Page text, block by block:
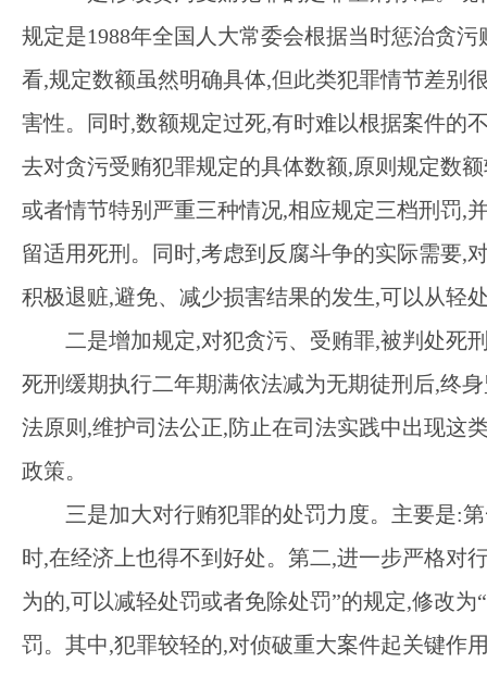
规定是1988年全国人大常委会根据当时惩治贪
看,规定数额虽然明确具体,但此类犯罪情节差别
害性。同时,数额规定过死,有时难以根据案件的
去对贪污受贿犯罪规定的具体数额,原则规定数
或者情节特别严重三种情况,相应规定三档刑罚,
留适用死刑。同时,考虑到反腐斗争的实际需要,
积极退赃,避免、减少损害结果的发生,可以从轻
二是增加规定,对犯贪污、受贿罪,被判处死
死刑缓期执行二年期满依法减为无期徒刑后,终
法原则,维护司法公正,防止在司法实践中出现这
政策。
三是加大对行贿犯罪的处罚力度。主要是:
时,在经济上也得不到好处。第二,进一步严格对
为的,可以减轻处罚或者免除处罚”的规定,修改
罚。其中,犯罪较轻的,对侦破重大案件起关键作